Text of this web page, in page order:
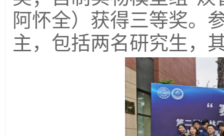
阿怀全）获得三等奖。
主，包括两名研究生，